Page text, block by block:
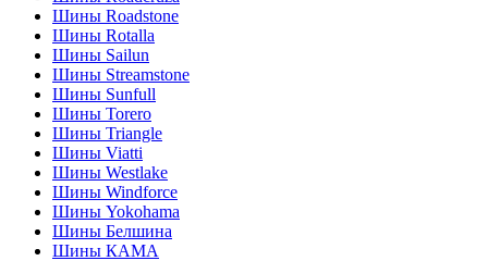
Шины Roadstone
Шины Rotalla
Шины Sailun
Шины Streamstone
Шины Sunfull
Шины Torero
Шины Triangle
Шины Viatti
Шины Westlake
Шины Windforce
Шины Yokohama
Шины Белшина
Шины КАМА